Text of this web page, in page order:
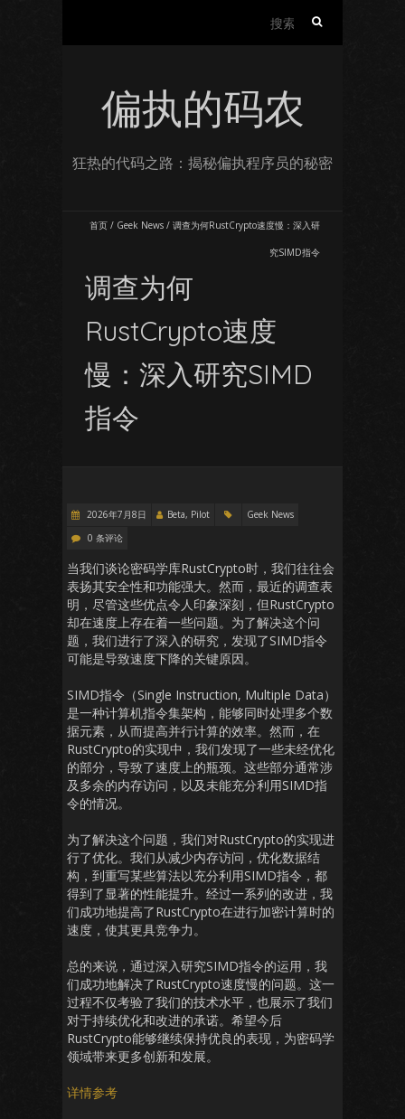
偏执的码农
狂热的代码之路：揭秘偏执程序员的秘密
首页 / Geek News / 调查为何RustCrypto速度慢：深入研
究SIMD指令
调查为何
RustCrypto速度
慢：深入研究SIMD
指令
2026年7月8日 Beta, Pilot
Geek News
0 条评论
当我们谈论密码学库RustCrypto时，我们往往会
表扬其安全性和功能强大。然而，最近的调查表
明，尽管这些优点令人印象深刻，但RustCrypto
却在速度上存在着一些问题。为了解决这个问
题，我们进行了深入的研究，发现了SIMD指令
可能是导致速度下降的关键原因。
SIMD指令（Single Instruction, Multiple Data）
是一种计算机指令集架构，能够同时处理多个数
据元素，从而提高并行计算的效率。然而，在
RustCrypto的实现中，我们发现了一些未经优化
的部分，导致了速度上的瓶颈。这些部分通常涉
及多余的内存访问，以及未能充分利用SIMD指
令的情况。
为了解决这个问题，我们对RustCrypto的实现进
行了优化。我们从减少内存访问，优化数据结
构，到重写某些算法以充分利用SIMD指令，都
得到了显著的性能提升。经过一系列的改进，我
们成功地提高了RustCrypto在进行加密计算时的
速度，使其更具竞争力。
总的来说，通过深入研究SIMD指令的运用，我
们成功地解决了RustCrypto速度慢的问题。这一
过程不仅考验了我们的技术水平，也展示了我们
对于持续优化和改进的承诺。希望今后
RustCrypto能够继续保持优良的表现，为密码学
领域带来更多创新和发展。
详情参考